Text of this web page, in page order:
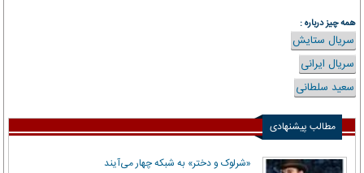
همه چیز درباره :
سریال ستایش
سریال ایرانی
سعید سلطانی
مطالب پیشنهادی
«شرلوک و دختر» به شبکه چهار می‌آیند